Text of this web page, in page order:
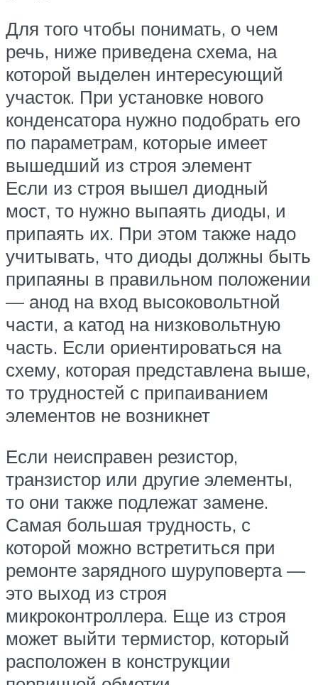
Для того чтобы понимать, о чем
речь, ниже приведена схема, на
которой выделен интересующий
участок. При установке нового
конденсатора нужно подобрать его
по параметрам, которые имеет
вышедший из строя элемент
Если из строя вышел диодный
мост, то нужно выпаять диоды, и
припаять их. При этом также надо
учитывать, что диоды должны быть
припаяны в правильном положении
— анод на вход высоковольтной
части, а катод на низковольтную
часть. Если ориентироваться на
схему, которая представлена выше,
то трудностей с припаиванием
элементов не возникнет
Если неисправен резистор,
транзистор или другие элементы,
то они также подлежат замене.
Самая большая трудность, с
которой можно встретиться при
ремонте зарядного шуруповерта —
это выход из строя
микроконтроллера. Еще из строя
может выйти термистор, который
расположен в конструкции